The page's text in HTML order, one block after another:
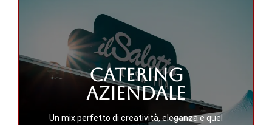
Catering
aziendale
Un mix perfetto di creatività, eleganza e quel
Scopri i servizi catering
dedicati alle aziende